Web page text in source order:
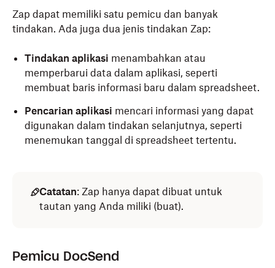
Zap dapat memiliki satu pemicu dan banyak
tindakan. Ada juga dua jenis tindakan Zap:
Tindakan aplikasi menambahkan atau
memperbarui data dalam aplikasi, seperti
membuat baris informasi baru dalam spreadsheet.
Pencarian aplikasi mencari informasi yang dapat
digunakan dalam tindakan selanjutnya, seperti
menemukan tanggal di spreadsheet tertentu.
Catatan: Zap hanya dapat dibuat untuk
tautan yang Anda miliki (buat).
Pemicu DocSend